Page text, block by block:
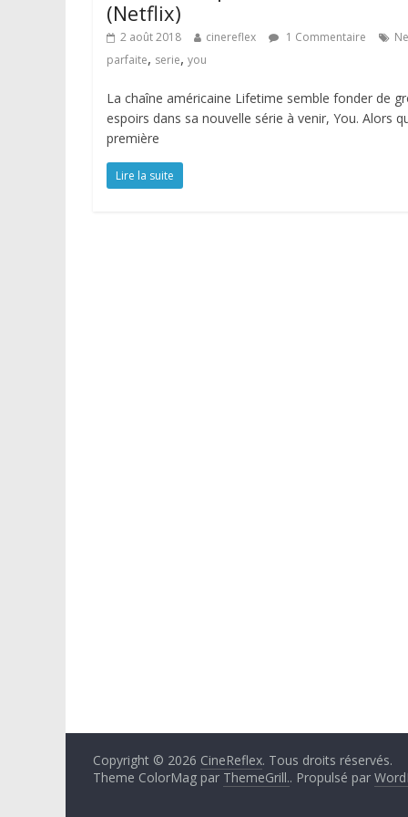
(Netflix)
2 août 2018 cinereflex 1 Commentaire
parfaite, serie, you
La chaîne américaine Lifetime semble fonder de
espoirs dans sa nouvelle série à venir, You. Alors
première
Lire la suite
Copyright © 2026 CineReflex. Tous droits réservés.
Theme ColorMag par ThemeGrill.. Propulsé par